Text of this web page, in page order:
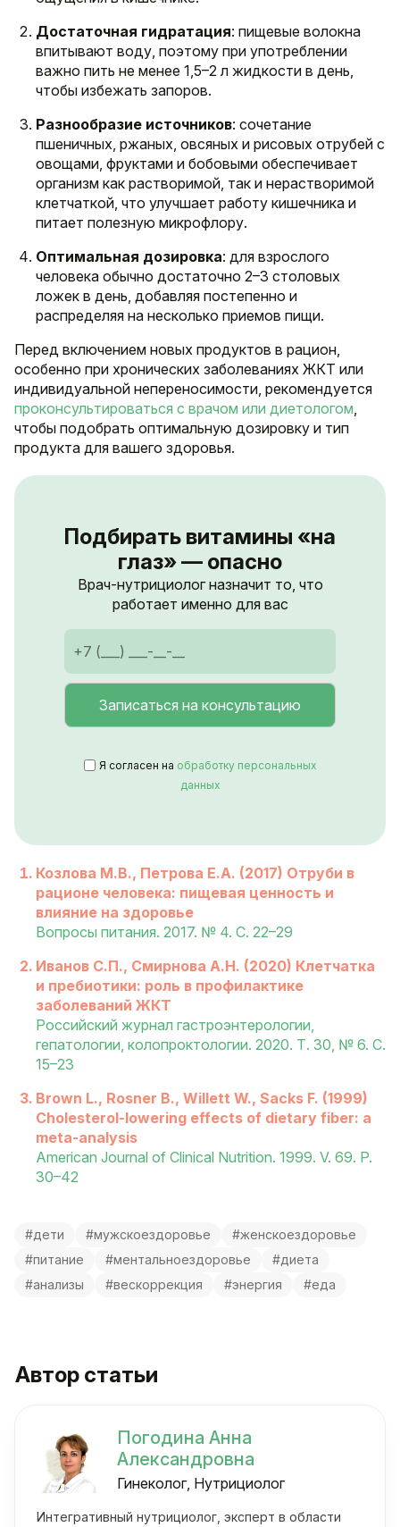
Достаточная гидратация: пищевые волокна
впитывают воду, поэтому при употреблении
важно пить не менее 1,5–2 л жидкости в день,
чтобы избежать запоров.
Разнообразие источников: сочетание
пшеничных, ржаных, овсяных и рисовых отрубей с
овощами, фруктами и бобовыми обеспечивает
организм как растворимой, так и нерастворимой
клетчаткой, что улучшает работу кишечника и
питает полезную микрофлору.
Оптимальная дозировка: для взрослого
человека обычно достаточно 2–3 столовых
ложек в день, добавляя постепенно и
распределяя на несколько приемов пищи.
Перед включением новых продуктов в рацион,
особенно при хронических заболеваниях ЖКТ или
индивидуальной непереносимости, рекомендуется
проконсультироваться с врачом или диетологом,
чтобы подобрать оптимальную дозировку и тип
продукта для вашего здоровья.
Подбирать витамины «на
глаз» — опасно
Врач-нутрициолог назначит то, что
работает именно для вас
Я согласен на обработку персональных
данных
Козлова М.В., Петрова Е.А. (2017) Отруби в
рационе человека: пищевая ценность и
влияние на здоровье
Вопросы питания. 2017. № 4. С. 22–29
Иванов С.П., Смирнова А.Н. (2020) Клетчатка
и пребиотики: роль в профилактике
заболеваний ЖКТ
Российский журнал гастроэнтерологии,
гепатологии, колопроктологии. 2020. Т. 30, № 6. С.
15–23
Brown L., Rosner B., Willett W., Sacks F. (1999)
Cholesterol-lowering effects of dietary fiber: a
meta-analysis
American Journal of Clinical Nutrition. 1999. V. 69. P.
30–42
#дети #мужскоездоровье
#женскоездоровье
#питание
#ментальноездоровье
#диета
#анализы
#вескоррекция #энергия #еда
Автор статьи
Погодина Анна
Александровна
Гинеколог, Нутрициолог
Интегративный нутрициолог, эксперт в области